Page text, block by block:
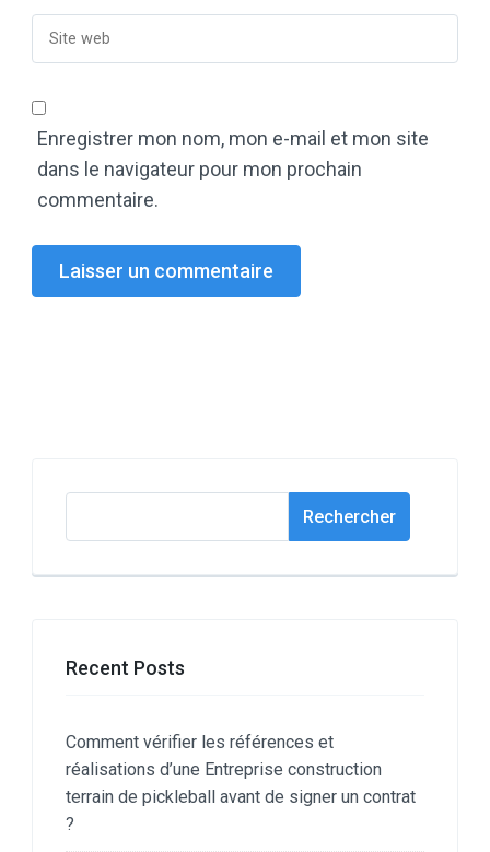
Enregistrer mon nom, mon e-mail et mon site
dans le navigateur pour mon prochain
commentaire.
Rechercher
Recent Posts
Comment vérifier les références et
réalisations d’une Entreprise construction
terrain de pickleball avant de signer un contrat
?